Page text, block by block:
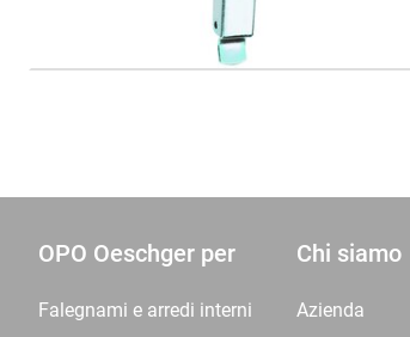
OPO Oeschger per
Falegnami e arredi interni
Chi siamo
Azienda